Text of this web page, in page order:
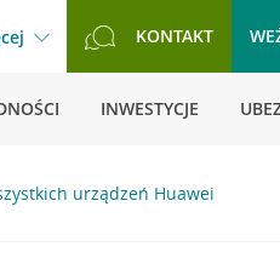
KONTAKT
INWESTYCJE
urządzeń Huawei